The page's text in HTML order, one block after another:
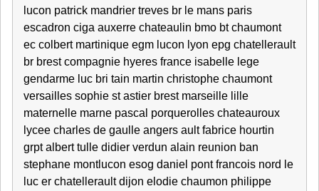
lucon patrick mandrier treves br le mans paris
escadron ciga auxerre chateaulin bmo bt chaumont
ec colbert martinique egm lucon lyon epg chatellerault
br brest compagnie hyeres france isabelle lege
gendarme luc bri tain martin christophe chaumont
versailles sophie st astier brest marseille lille
maternelle marne pascal porquerolles chateauroux
lycee charles de gaulle angers ault fabrice hourtin
grpt albert tulle didier verdun alain reunion ban
stephane montlucon esog daniel pont francois nord le
luc er chatellerault dijon elodie chaumon philippe